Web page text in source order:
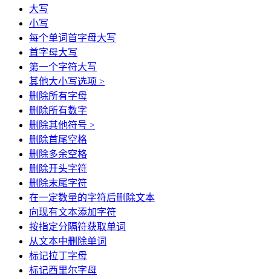
大写
小写
每个单词首字母大写
首字母大写
第一个字符大写
其他大小写选项 >
删除所有字母
删除所有数字
删除其他符号 >
删除首尾空格
删除多余空格
删除开头字符
删除末尾字符
在一定数量的字符后删除文本
向现有文本添加字符
按指定分隔符获取单词
从文本中删除单词
标记拉丁字母
标记西里尔字母